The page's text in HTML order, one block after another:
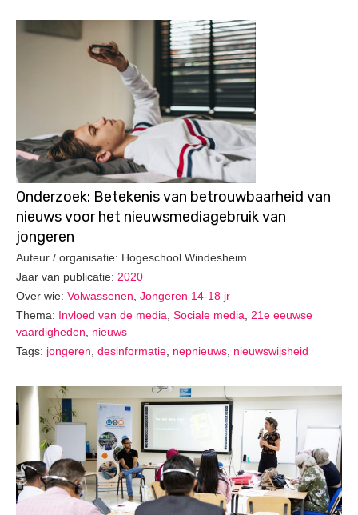
Onderzoek: Betekenis van betrouwbaarheid van
nieuws voor het nieuwsmediagebruik van
jongeren
Auteur / organisatie: Hogeschool Windesheim
Jaar van publicatie: 2020
Over wie: Volwassenen Jongeren 14-18 jr
Thema: Invloed van de media Sociale media
21e eeuwse
vaardigheden
nieuws
Tags: jongeren desinformatie nepnieuws nieuwswijsheid